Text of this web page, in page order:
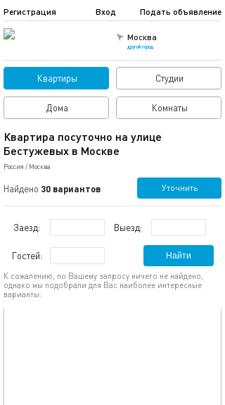
Москва
другой город
Подать объявление
Регистрация Вход
Квартиры Студии
Дома Комнаты
Квартира посуточно на улице
Бестужевых в Москве
Россия / Москва
Найдено 30 вариантов Уточнить
Заезд: Выезд:
Гостей: Найти
К сожалению, по Вашему запросу ничего не найдено,
однако мы подобрали для Вас наиболее интересные
варианты: